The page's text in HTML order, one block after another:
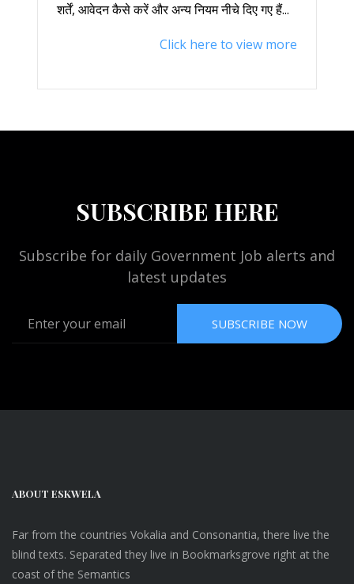
शर्तें, आवेदन कैसे करें और अन्य नियम नीचे दिए गए हैं...
Click here to view more
SUBSCRIBE HERE
Subscribe for daily Government Job alerts and
latest updates
SUBSCRIBE NOW
ABOUT ESKWELA
Far from the countries Vokalia and Consonantia, there live the
blind texts. Separated they live in Bookmarksgrove right at the
coast of the Semantics